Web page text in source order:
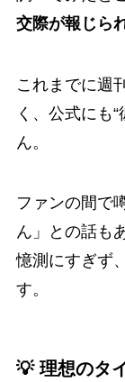
交際が報じら
これまでに週
く、公式にも
ん。
ファンの間で
ん」との話も
憶測にすぎず
す。
💡 理想のタ